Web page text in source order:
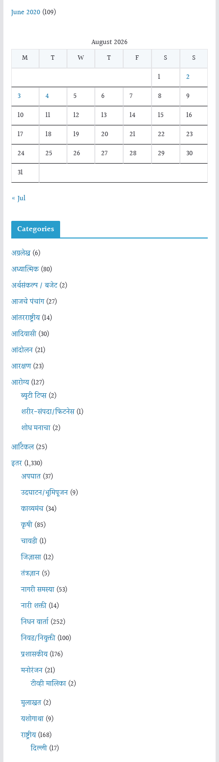
June 2020(109)
August 2026
M
T W T F S
S
1
2
3
4 5 6 7 8
9
10
11 12 13 14 15
16
17
18 19 20 21 22
23
24
25 26 27 28 29
30
31
« Jul
Categories
अग्रलेख(6)
अध्यात्मिक(80)
अर्थसंकल्प / बजेट(2)
आजचे पंचांग(27)
आंतरराष्ट्रीय(14)
आदिवासी(30)
आंदोलन(21)
आरक्षण(23)
आरोग्य(127)
ब्युटी टिप्स(2)
शरीर-संपदा/फिटनेस(1)
शोध मनाचा(2)
आर्टिकल(25)
इतर(1,330)
अपघात(37)
उदघाटन/भूमिपूजन(9)
काव्यमंच(34)
कृषी(85)
चावडी(1)
जिज्ञासा(12)
तंत्रज्ञान(5)
नागरी समस्या(53)
नारी शक्ती(14)
निधन वार्ता(252)
निवड/नियुक्ती(100)
प्रशासकीय(176)
मनोरंजन(21)
टीव्ही मालिका(2)
मुलाखत(2)
यशोगाथा(9)
राष्ट्रीय(168)
दिल्ली(17)